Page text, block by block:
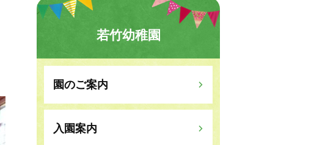
若竹幼稚園
園のご案内
入園案内